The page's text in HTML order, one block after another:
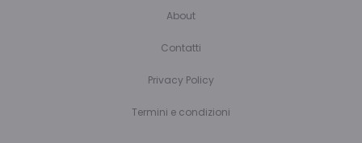
About
Contatti
Privacy Policy
Termini e condizioni